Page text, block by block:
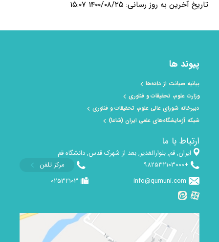
تاریخ آخرین به روز رسانی: ۱۴۰۰/۰۸/۲۵ ۱۵:۰۷
پیوند ها
بیانیه صیانت از داده‌ها
وزارت علوم، تحقیقات و فناوری
دبیرخانه شورای عالی علوم، تحقیقات و فناوری
شبکه آزمایشگاه‌های علمی ایران (شاعا)
ارتباط با ما
ایران, قم, بلوارالغدیر, بعد از شهرک قدس, دانشگاه قم
+۹۸۲۵۳۲۱۰۳۰۰۰
مرکز تلفن
info@qumuni.com
۰۲۵۳۲۱۰۳